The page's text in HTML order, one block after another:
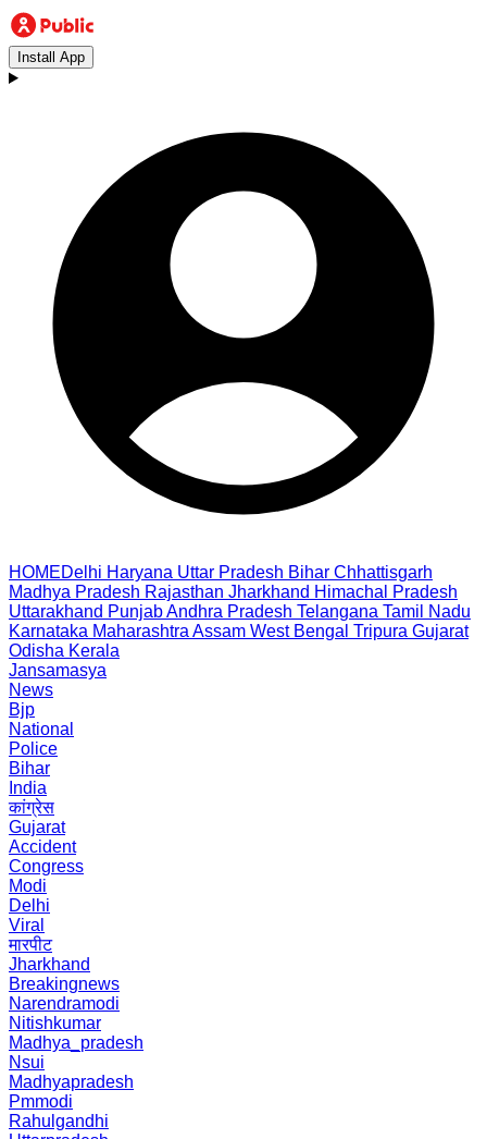
Install App
HOMEDelhi Haryana Uttar Pradesh Bihar Chhattisgarh
Madhya Pradesh Rajasthan Jharkhand Himachal Pradesh
Uttarakhand PunjabAndhra Pradesh Telangana Tamil Nadu
Karnataka Maharashtra Assam West Bengal Tripura Gujarat
Odisha Kerala
Jansamasya
News
Bjp
National
Police
Bihar
India
कांग्रेस
Gujarat
Accident
Congress
Modi
Delhi
Viral
मारपीट
Jharkhand
Breakingnews
Narendramodi
Nitishkumar
Madhya_pradesh
Nsui
Madhyapradesh
Pmmodi
Rahulgandhi